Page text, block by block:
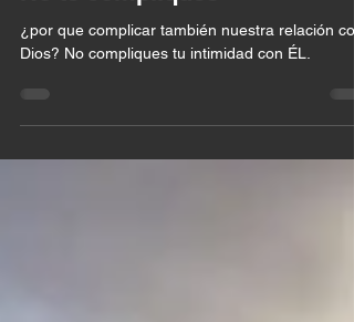
23 nov 2024
No te compliques
¿por que complicar también nuestra relación con